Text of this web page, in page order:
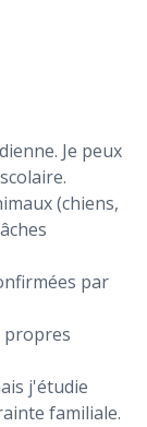
Je peux
(chiens,
par
propres
j'étudie
familiale.